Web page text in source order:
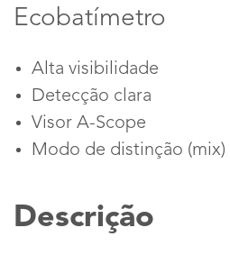
Ecobatímetro
Alta visibilidade
Detecção clara
Visor A-Scope
Modo de distinção (mix)
Descrição